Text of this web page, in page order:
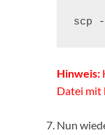
scp
Hinweis:
Datei mit
Nun